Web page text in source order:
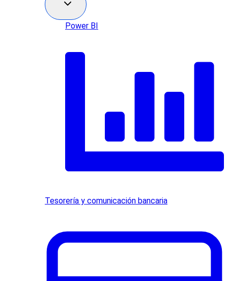
Power BI
Tesorería y comunicación bancaria